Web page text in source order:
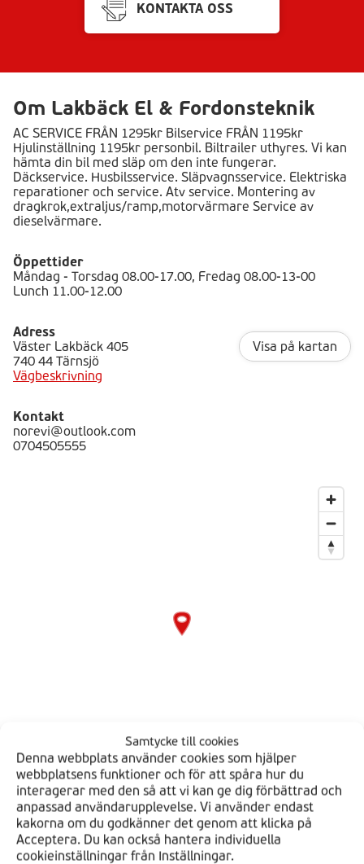
Samtycke till cookies
Denna webbplats använder cookies som hjälper
webbplatsens funktioner och för att spåra hur du
interagerar med den så att vi kan ge dig förbättrad och
anpassad användarupplevelse. Vi använder endast
kakorna om du godkänner det genom att klicka på
Acceptera. Du kan också hantera individuella
cookieinställningar från Inställningar.
KONTAKTA OSS
Om Lakbäck El & Fordonsteknik
AC SERVICE FRÅN 1295kr Bilservice FRÅN 1195kr
Hjulinställning 1195kr personbil. Biltrailer uthyres. Vi kan
hämta din bil med släp om den inte fungerar.
Däckservice. Husbilsservice. Släpvagnsservice. Elektriska
reparationer och service. Atv service. Montering av
dragkrok,extraljus/ramp,motorvärmare Service av
dieselvärmare.
Öppettider
Måndag - Torsdag 08.00-17.00, Fredag 08.00-13-00
Lunch 11.00-12.00
Adress
Väster Lakbäck 405
740 44 Tärnsjö
Vägbeskrivning
Visa på kartan
Kontakt
norevi@outlook.com
0704505555